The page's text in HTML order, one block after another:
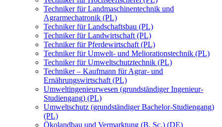
Techniker für Landmaschinentechnik und
Agrarmechatronik (PL)
Techniker für Landschaftsbau (PL)
Techniker für Landwirtschaft (PL)
Techniker für Pferdewirtschaft (PL)
Techniker für Umwelt- und Meliorationstechnik (PL)
Techniker für Umweltschutztechnik (PL)
Techniker – Kaufmann für Agrar- und
Ernährungswirtschaft (PL)
Umweltingenieurwesen (grundständiger Ingenieur-
Studiengang) (PL)
Umweltschutz (grundständiger Bachelor-Studiengang)
(PL)
Ökolandbau und Vermarktung (B. Sc.) (DE)